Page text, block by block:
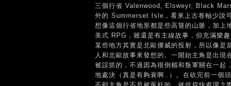
三個行省 Valenwood, Elsweyr, Black
外的 Summerset Isle，看來上古卷軸少說
想像這個行省地形都是些高聳的山脈，加上
美式 RPG，雖還是有主線故事，但充滿樂
某些地方其實是北歐挪威的投射，所以像
人和北歐故事來發想的。一開始主角是出
被誤抓的，不過因為很倒楣和叛軍關在一起
地處決（真是有夠衰啊..）。在砍完前一個